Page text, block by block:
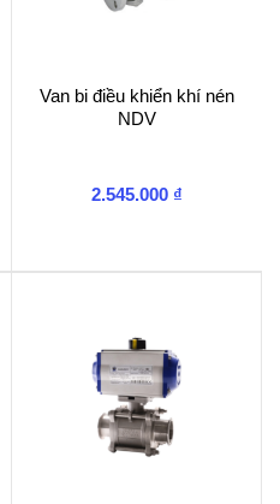
Van bi điều khiển khí nén
NDV
2.545.000 ₫